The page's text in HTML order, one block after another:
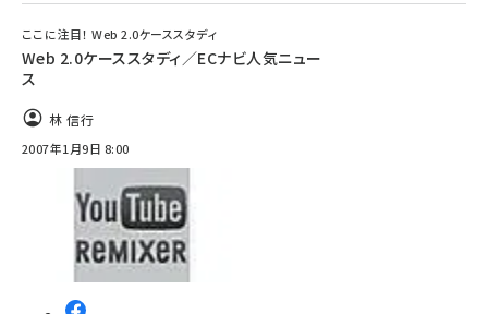
ここに注目！ Web 2.0ケーススタディ
Web 2.0ケーススタディ／ECナビ人気ニュー
ス
林 信行
2007年1月9日 8:00